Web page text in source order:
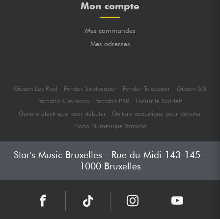
Mon compte
Mes commandes
Mes adresses
Gibson Les Paul Fender Stratocaster Fender Telecaster
Gibson SG
Yamaha Clavinova
Yamaha PSR
Focusrite Scarlett
Guitare électrique pour débuter
Guitare acoustique pour débuter
Piano Numérique Yamaha
Star's Music Bruxelles - Rue du Midi 143-145 -
1000 Bruxelles